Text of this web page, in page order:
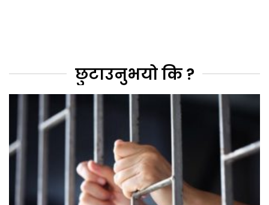
छुटाउनुभयो कि ?